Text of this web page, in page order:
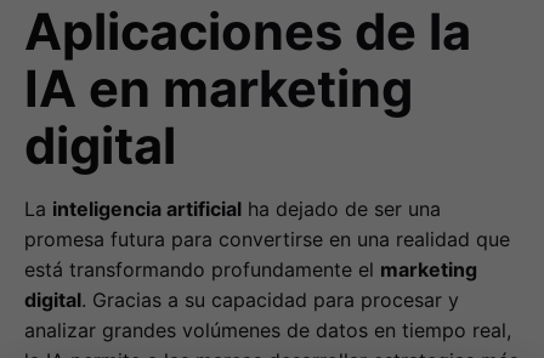
Aplicaciones de la
IA en marketing
digital
La inteligencia artificial ha dejado de ser una
promesa futura para convertirse en una realidad que
está transformando profundamente el marketing
digital. Gracias a su capacidad para procesar y
analizar grandes volúmenes de datos en tiempo real,